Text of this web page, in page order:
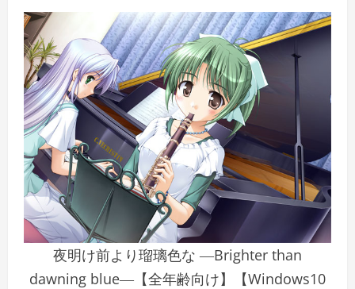
夜明け前より瑠璃色な ―Brighter than
dawning blue―【全年齢向け】【Windows10